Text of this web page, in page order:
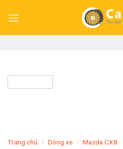
Trang chủ / Dòng xe / Mazda CX8